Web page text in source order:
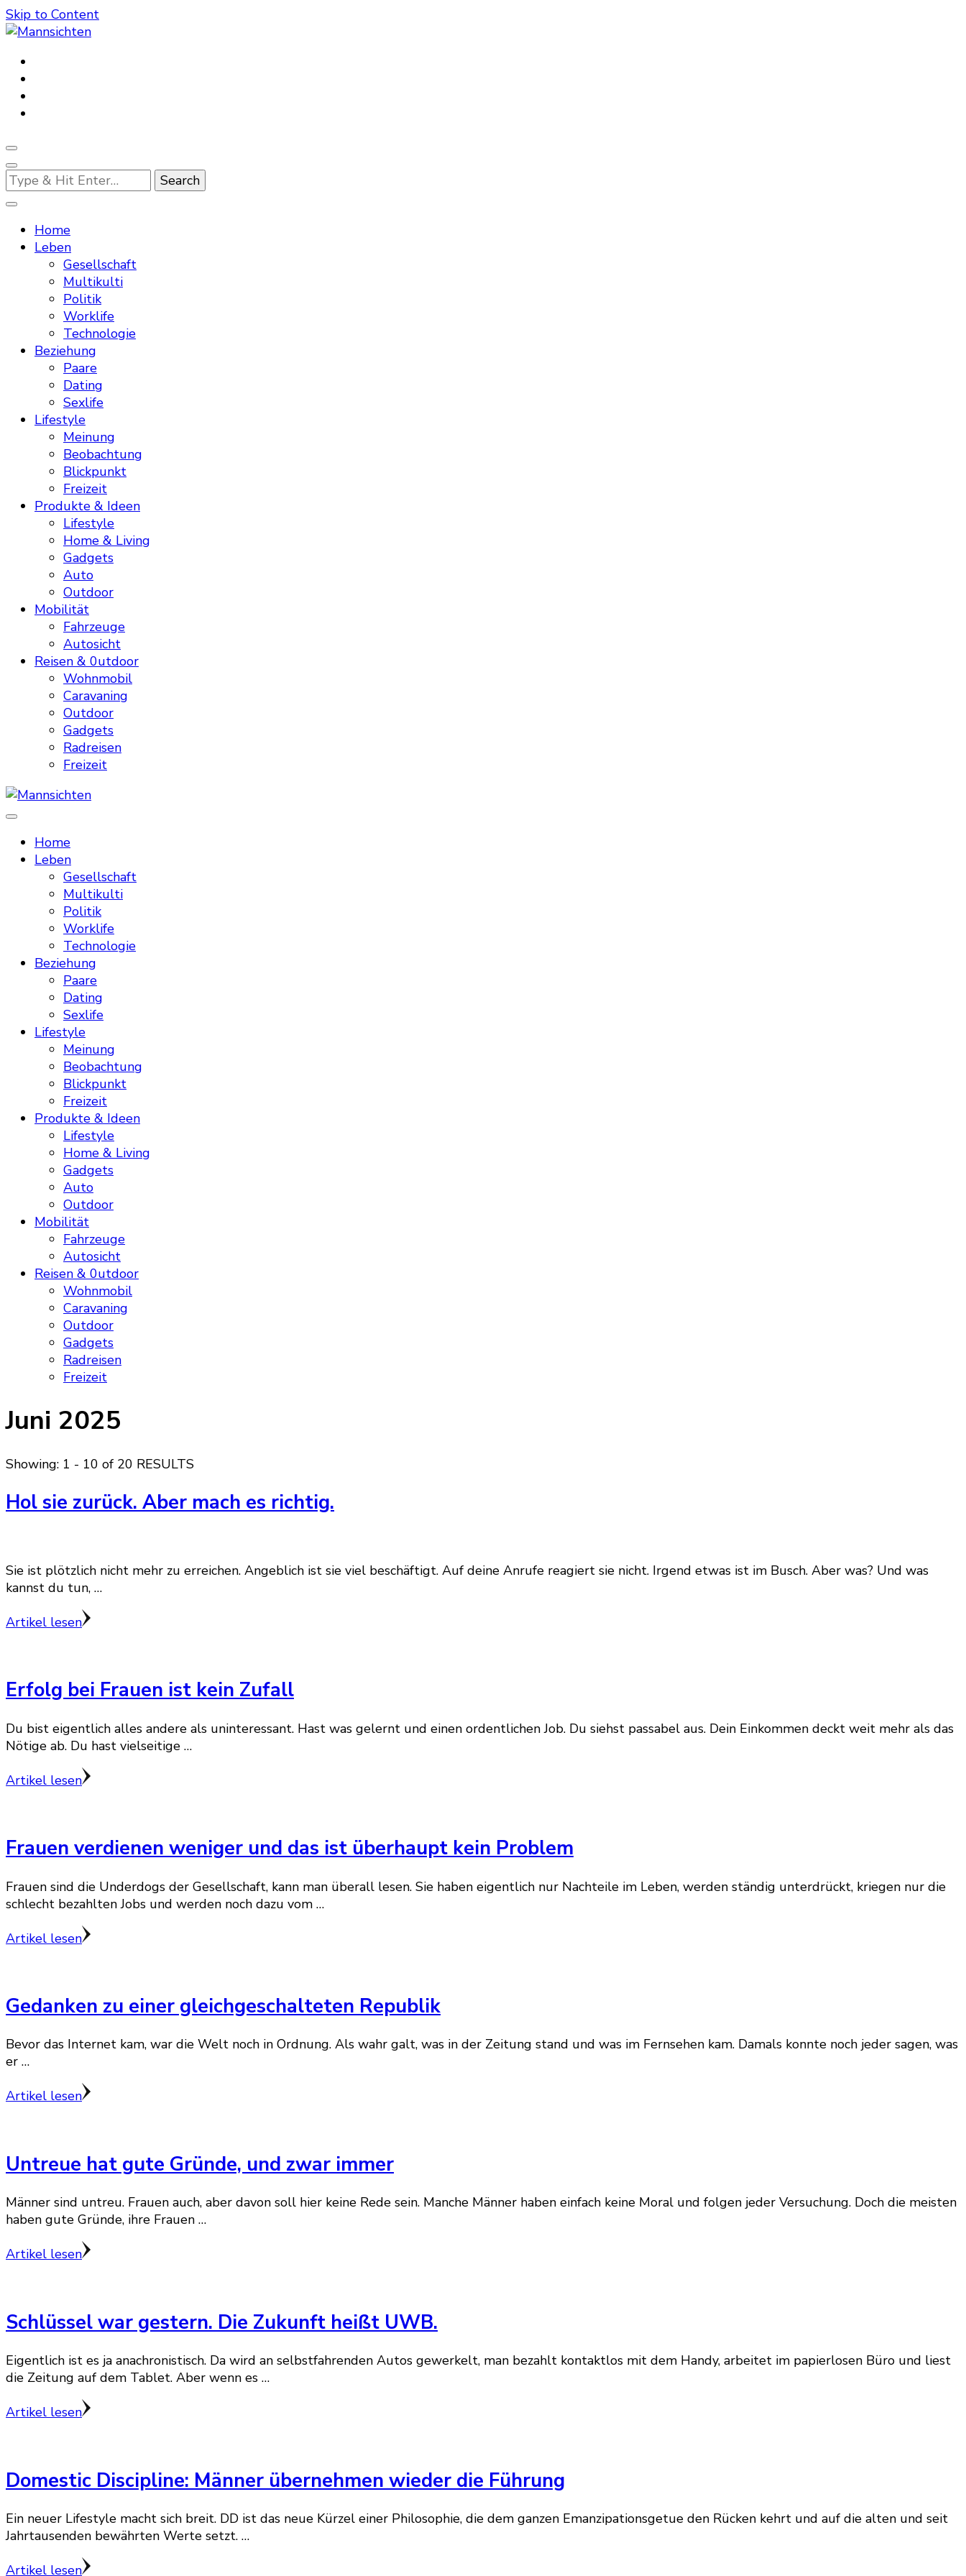
Skip to Content
Mannsichten
Was Männer wollen. Was Männer denken.
Looking
for
Something?
Home
Leben
Gesellschaft
Multikulti
Politik
Worklife
Technologie
Beziehung
Paare
Dating
Sexlife
Lifestyle
Meinung
Beobachtung
Blickpunkt
Freizeit
Produkte & Ideen
Lifestyle
Home & Living
Gadgets
Auto
Outdoor
Mobilität
Fahrzeuge
Autosicht
Reisen & 0utdoor
Wohnmobil
Caravaning
Outdoor
Gadgets
Radreisen
Freizeit
Mannsichten
Home
Leben
Gesellschaft
Multikulti
Politik
Worklife
Technologie
Beziehung
Paare
Dating
Sexlife
Lifestyle
Meinung
Beobachtung
Blickpunkt
Freizeit
Produkte & Ideen
Lifestyle
Home & Living
Gadgets
Auto
Outdoor
Mobilität
Fahrzeuge
Autosicht
Reisen & 0utdoor
Wohnmobil
Caravaning
Outdoor
Gadgets
Radreisen
Freizeit
Juni 2025
Showing: 1 - 10 of 20 RESULTS
Hol sie zurück. Aber mach es richtig.
Sie ist plötzlich nicht mehr zu erreichen. Angeblich ist sie viel beschäftigt. Auf deine Anrufe reagiert sie nicht. Irgend etwas ist im Busch. Aber was? Und was
kannst du tun, …
Artikel lesen
Erfolg bei Frauen ist kein Zufall
Du bist eigentlich alles andere als uninteressant. Hast was gelernt und einen ordentlichen Job. Du siehst passabel aus. Dein Einkommen deckt weit mehr als das
Nötige ab. Du hast vielseitige …
Artikel lesen
Frauen verdienen weniger und das ist überhaupt kein Problem
Frauen sind die Underdogs der Gesellschaft, kann man überall lesen. Sie haben eigentlich nur Nachteile im Leben, werden ständig unterdrückt, kriegen nur die
schlecht bezahlten Jobs und werden noch dazu vom …
Artikel lesen
Gedanken zu einer gleichgeschalteten Republik
Bevor das Internet kam, war die Welt noch in Ordnung. Als wahr galt, was in der Zeitung stand und was im Fernsehen kam. Damals konnte noch jeder sagen, was
er …
Artikel lesen
Untreue hat gute Gründe, und zwar immer
Männer sind untreu. Frauen auch, aber davon soll hier keine Rede sein. Manche Männer haben einfach keine Moral und folgen jeder Versuchung. Doch die meisten
haben gute Gründe, ihre Frauen …
Artikel lesen
Schlüssel war gestern. Die Zukunft heißt UWB.
Eigentlich ist es ja anachronistisch. Da wird an selbstfahrenden Autos gewerkelt, man bezahlt kontaktlos mit dem Handy, arbeitet im papierlosen Büro und liest
die Zeitung auf dem Tablet. Aber wenn es …
Artikel lesen
Domestic Discipline: Männer übernehmen wieder die Führung
Ein neuer Lifestyle macht sich breit. DD ist das neue Kürzel einer Philosophie, die dem ganzen Emanzipationsgetue den Rücken kehrt und auf die alten und seit
Jahrtausenden bewährten Werte setzt. …
Artikel lesen